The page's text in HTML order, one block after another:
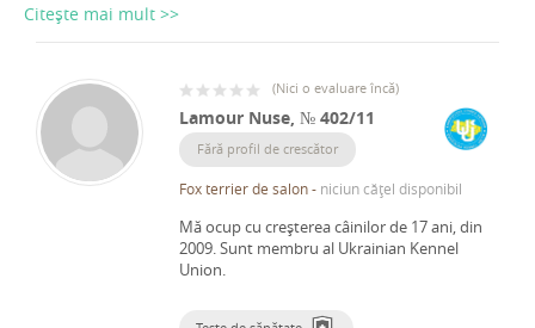
Citește mai mult >>
(Nici o evaluare încă)
Lamour Nuse, № 402/11
Fără profil de crescător
Fox terrier de salon- niciun cățel disponibil
Mă ocup cu creșterea câinilor de 17 ani, din
2009.Sunt membru al Ukrainian Kennel
Union.